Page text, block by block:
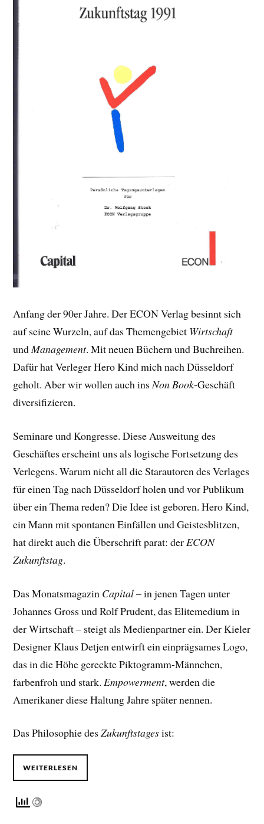
Anfang der 90er Jahre. Der ECON Verlag besinnt sich
auf seine Wurzeln, auf das Themengebiet Wirtschaft
undManagement. Mit neuen Büchern und Buchreihen.
Dafür hat Verleger Hero Kind mich nach Düsseldorf
geholt. Aber wir wollen auch insNon Book-Geschäft
diversifizieren.
Seminare und Kongresse. Diese Ausweitung des
Geschäftes erscheint uns als logische Fortsetzung des
Verlegens. Warum nicht all die Starautoren des Verlages
für einen Tag nach Düsseldorf holen und vor Publikum
über ein Thema reden? Die Idee ist geboren. Hero Kind,
ein Mann mit spontanen Einfällen und Geistesblitzen,
hat direkt auch die Überschrift parat: derECON
Zukunftstag.
Das Monatsmagazin Capital– in jenen Tagen unter
Johannes Gross und Rolf Prudent, das Elitemedium in
der Wirtschaft – steigt als Medienpartner ein. Der Kieler
Designer Klaus Detjen entwirft ein einprägsames Logo,
das in die Höhe gereckte Piktogramm-Männchen,
farbenfroh und stark. Empowerment, werden die
Amerikaner diese Haltung Jahre später nennen.
Das Philosophie desZukunftstagesist:
WEITERLESEN